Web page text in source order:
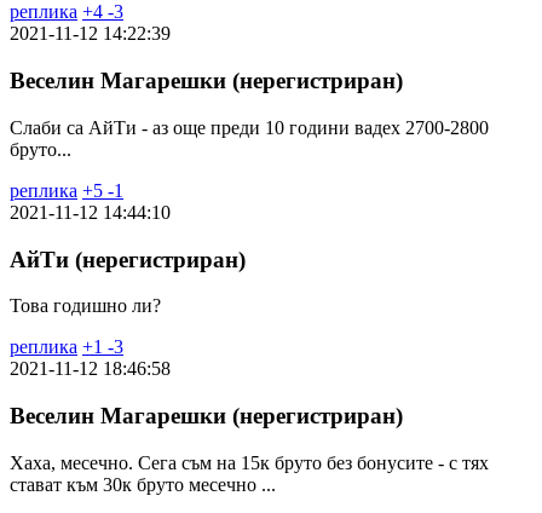
реплика +4 -3
2021-11-12 14:22:39
Веселин Магарешки (нерегистриран)
Слаби са АйТи - аз още преди 10 години вадех 2700-2800
бруто...
реплика +5 -1
2021-11-12 14:44:10
АйТи (нерегистриран)
Това годишно ли?
реплика +1 -3
2021-11-12 18:46:58
Веселин Магарешки (нерегистриран)
Хаха, месечно. Сега съм на 15к бруто без бонусите - с тях
стават към 30к бруто месечно ...